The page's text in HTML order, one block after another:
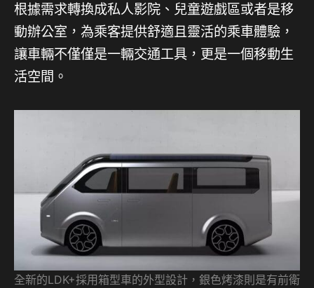
根據需求轉換成私人影院、兒童遊戲區或者是移
動辦公室，為乘客提供舒適且靈活的乘車體驗，
讓車輛不僅僅是一輛交通工具，更是一個移動生
活空間。
全新的LDK+採用箱型車的外型設計，銀色烤漆則是有前衛